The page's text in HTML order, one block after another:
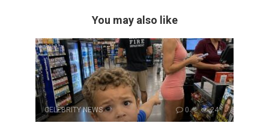
You may also like
CELEBRITY NEWS 0 24